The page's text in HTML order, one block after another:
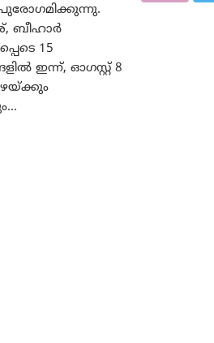
ബീഹാർ
15
ഇന്ന്, ഓഗസ്റ്റ് 8